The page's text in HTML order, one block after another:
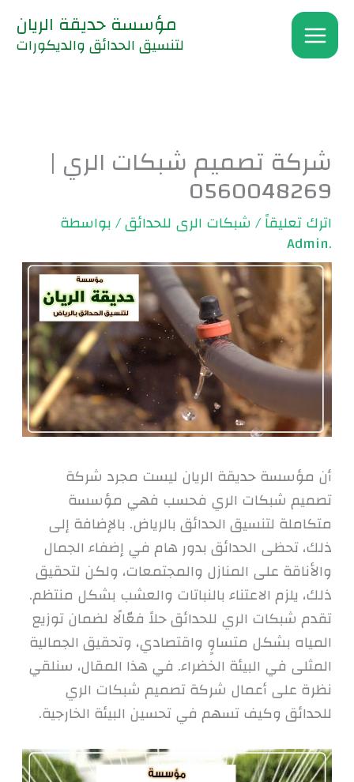
تخطي
المحتوى
مؤسسة حديقة الريان
لتنسيق الحدائق والديكورات
شركة تصميم شبكات الري |
0560048269
اترك تعليقاً/شبكات الرى للحدائق/ بواسطة
.Admin
أن مؤسسة حديقة الريان ليست مجرد شركة
تصميم شبكات الري فحسب فهي مؤسسة
متكاملة لتنسيق الحدائق بالرياض. بالإضافة إلى
ذلك، تحظى الحدائق بدور هام في إضفاء الجمال
والأناقة على المنازل والمجتمعات، ولكن لتحقيق
ذلك، يلزم الاعتناء بالنباتات والعشب بشكل منتظم.
تقدم شبكات الري للحدائق حلاً فعّالًا لضمان توزيع
المياه بشكل متساوٍ واقتصادي، وتحقيق الجمالية
المثلى في البيئة الخضراء. في هذا المقال، سنلقي
نظرة على أعمال شركة تصميم شبكات الري
للحدائق وكيف تسهم في تحسين البيئة الخارجية.